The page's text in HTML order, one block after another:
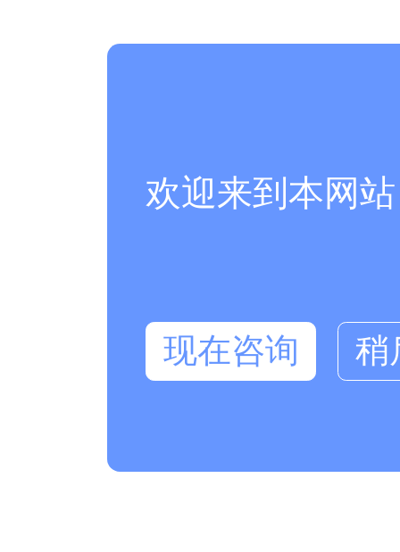
欢迎来到本网
现在咨询 稍